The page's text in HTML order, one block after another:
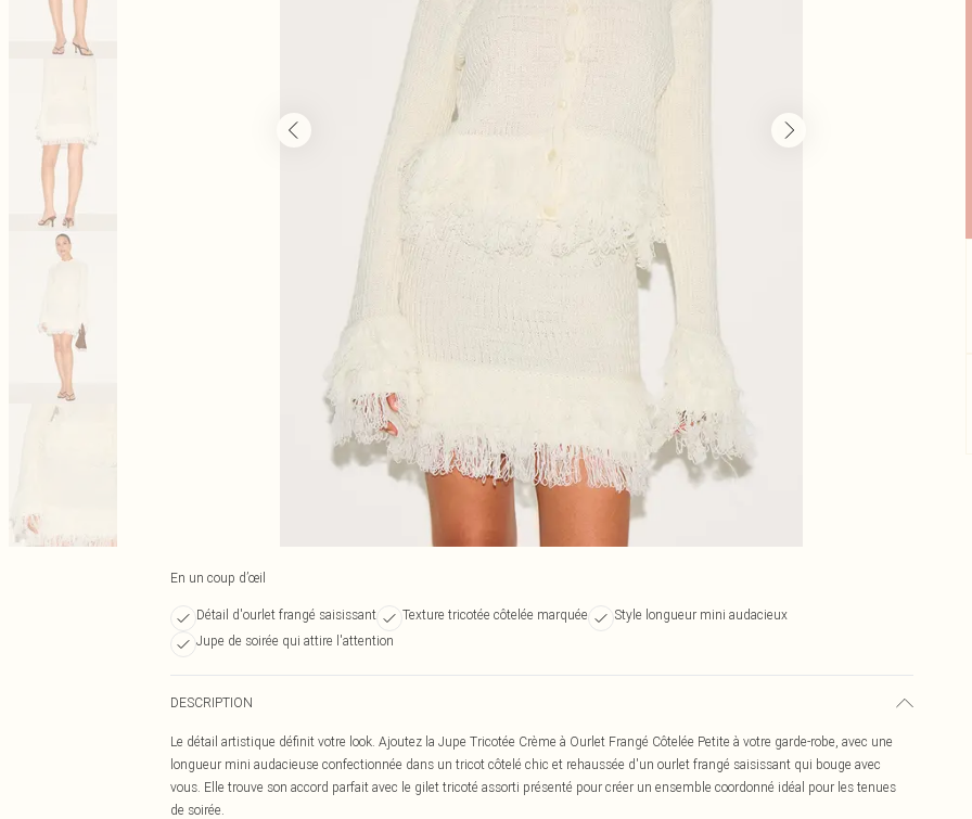
En un coup d’œil
Détail d'ourlet frangé saisissant Texture tricotée côtelée marquée
Style longueur mini audacieux
Jupe de soirée qui attire l'attention
DESCRIPTION
Le détail artistique définit votre look. Ajoutez la Jupe Tricotée Crème à Ourlet Frangé Côtelée Petite à votre garde-robe, avec une
longueur mini audacieuse confectionnée dans un tricot côtelé chic et rehaussée d'un ourlet frangé saisissant qui bouge avec
vous. Elle trouve son accord parfait avec le gilet tricoté assorti présenté pour créer un ensemble coordonné idéal pour les tenues
de soirée.